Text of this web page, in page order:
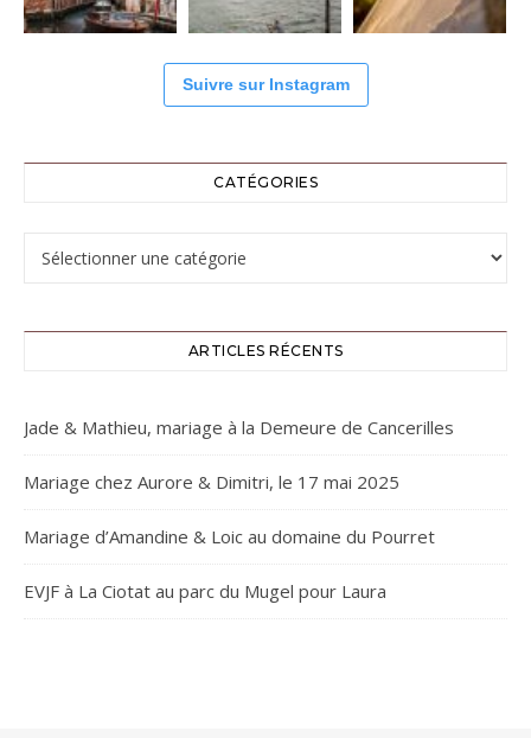
Suivre sur Instagram
CATÉGORIES
Catégories
ARTICLES RÉCENTS
Jade & Mathieu, mariage à la Demeure de Cancerilles
Mariage chez Aurore & Dimitri, le 17 mai 2025
Mariage d’Amandine & Loic au domaine du Pourret
EVJF à La Ciotat au parc du Mugel pour Laura